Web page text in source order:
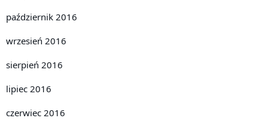
październik 2016
wrzesień 2016
sierpień 2016
lipiec 2016
czerwiec 2016